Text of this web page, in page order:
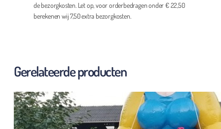
de bezorgkosten. Let op, voor orderbedragen onder € 22,50
berekenen wij 7,50 extra bezorgkosten.
Gerelateerde producten